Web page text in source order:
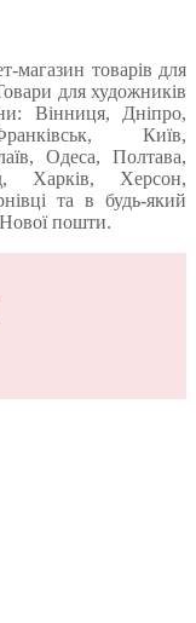
товарів для
для художників
Вінниця, Дніпро,
Київ,
Одеса, Полтава,
Харків, Херсон,
та в будь-який
пошти.